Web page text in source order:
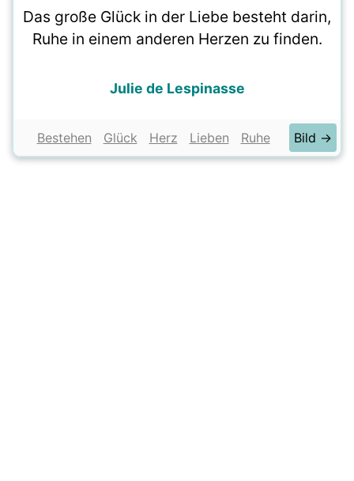
Das große Glück in der Liebe besteht darin,
Ruhe in einem anderen Herzen zu finden.
Julie de Lespinasse
Bestehen Glück Herz Lieben Ruhe Bild →